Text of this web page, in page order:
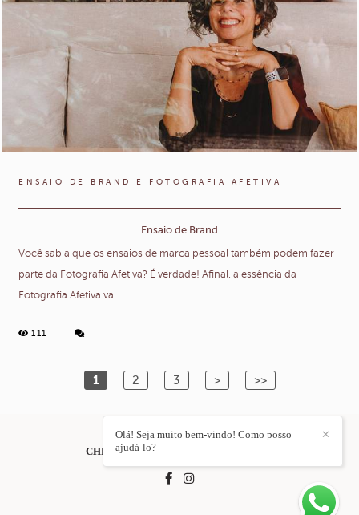
ENSAIO DE BRAND E FOTOGRAFIA AFETIVA
Ensaio de Brand
111
Você sabia que os ensaios de marca pessoal também podem fazer
parte da Fotografia Afetiva? É verdade! Afinal, a essência da
Fotografia Afetiva vai...
1 2 3 > >>
CHRIS DUQUE ESTRADA
✕
Olá! Seja muito bem-vindo! Como posso
ajudá-lo?